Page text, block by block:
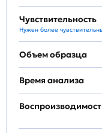
Чувствительность
Нужен более
Объем образца
Время анализа